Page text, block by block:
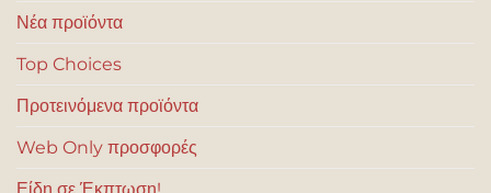
Νέα προϊόντα
Top Choices
Προτεινόμενα προϊόντα
Web Only προσφορές